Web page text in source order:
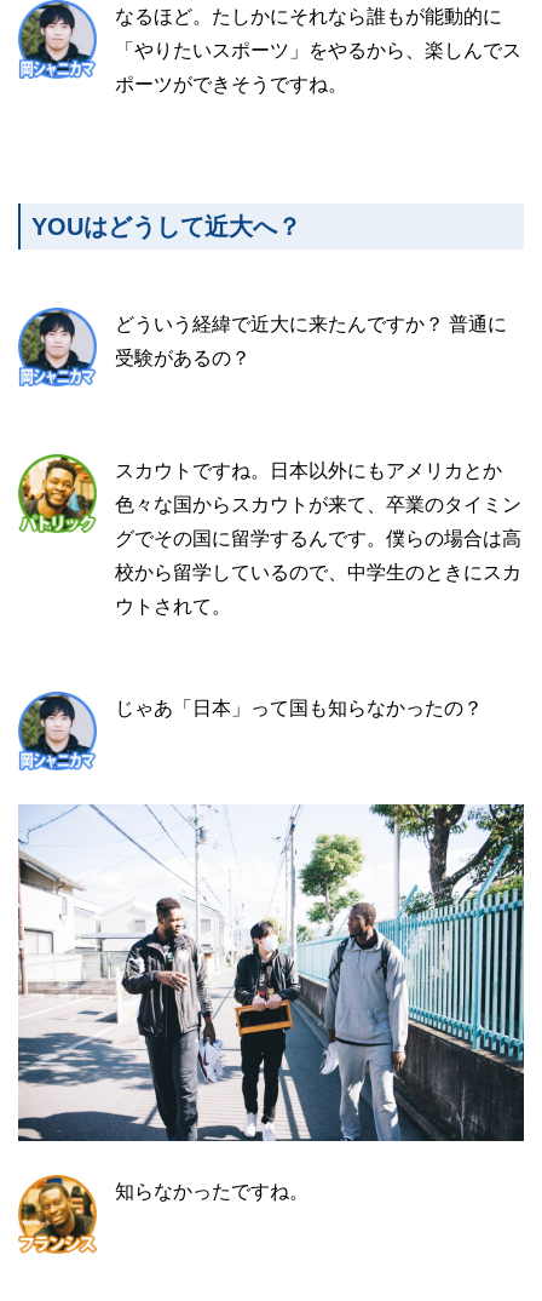
なるほど。たしかにそれなら誰もが能動的に
「やりたいスポーツ」をやるから、楽しんでス
ポーツができそうですね。
YOUはどうして近大へ？
どういう経緯で近大に来たんですか？ 普通に
受験があるの？
スカウトですね。日本以外にもアメリカとか
色々な国からスカウトが来て、卒業のタイミン
グでその国に留学するんです。僕らの場合は高
校から留学しているので、中学生のときにスカ
ウトされて。
じゃあ「日本」って国も知らなかったの？
知らなかったですね。